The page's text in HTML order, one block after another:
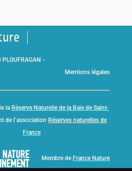
-
Mentions légales
la Réserve Naturelle de la Baie de Saint-
de l’association Réserves naturelles de
France
Membre de France Nature